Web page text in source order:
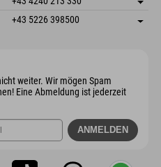
Anreiseinfos
Buchen
Adresse speichern
+43 5226 398500
weiter. Wir mögen Spam
Eine Abmeldung ist jederzeit